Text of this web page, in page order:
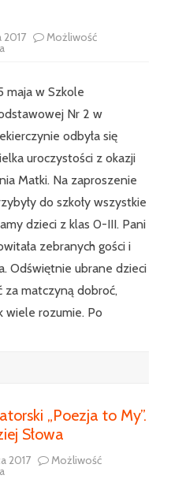
Możliwość
maja w Szkole
Nr 2 w
odbyła się
uroczystości z okazji
Matki. Na zaproszenie
do szkoły wszystkie
dzieci z klas 0-III. Pani
zebranych gości i
Odświętnie ubrane dzieci
za matczyną dobroć,
wiele rozumie. Po
„Poezja to My”.
Słowa
2017 Możliwość